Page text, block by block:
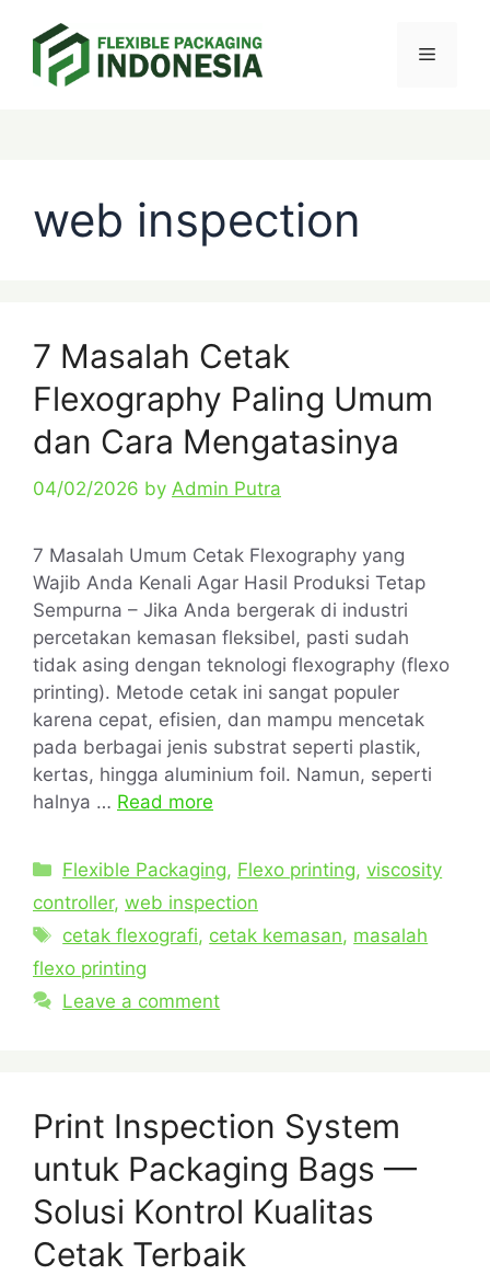
content
web inspection
7 Masalah Cetak
Flexography Paling Umum
dan Cara Mengatasinya
04/02/2026 by Admin Putra
7 Masalah Umum Cetak Flexography yang
Wajib Anda Kenali Agar Hasil Produksi Tetap
Sempurna – Jika Anda bergerak di industri
percetakan kemasan fleksibel, pasti sudah
tidak asing dengan teknologi flexography (flexo
printing). Metode cetak ini sangat populer
karena cepat, efisien, dan mampu mencetak
pada berbagai jenis substrat seperti plastik,
kertas, hingga aluminium foil. Namun, seperti
halnya … Read more
Flexible Packaging, Flexo printing,viscosity
controller, web inspection
cetak flexografi, cetak kemasan, masalah
flexo printing
Leave a comment
Print Inspection System
untuk Packaging Bags —
Solusi Kontrol Kualitas
Cetak Terbaik